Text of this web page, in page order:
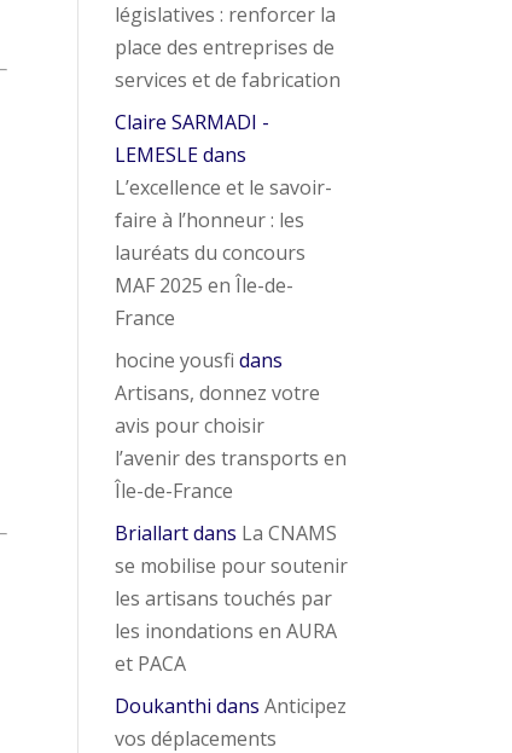
législatives : renforcer la
place des entreprises de
services et de fabrication
Claire SARMADI -
LEMESLEdans
L’excellence et le savoir-
faire à l’honneur : les
lauréats du concours
MAF 2025 en Île-de-
France
hocine yousfi dans
Artisans, donnez votre
avis pour choisir
l’avenir des transports en
Île-de-France
Briallartdans La CNAMS
se mobilise pour soutenir
les artisans touchés par
les inondations en AURA
et PACA
Doukanthi dansAnticipez
vos déplacements